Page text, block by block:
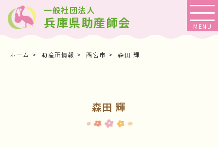
一般社団法人
兵庫県助産師会
ホーム 助産所情報 西宮市 森田 輝
森田 輝